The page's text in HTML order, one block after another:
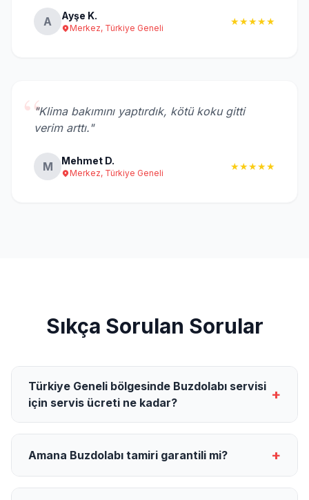
A Ayşe K.
Merkez, Türkiye Geneli
★★★★★
“"Klima bakımını yaptırdık, kötü koku gitti
verim arttı."
M Mehmet D.
Merkez, Türkiye Geneli
★★★★★
Sıkça Sorulan Sorular
Türkiye Geneli bölgesinde Buzdolabı servisi
için servis ücreti ne kadar?
+
Amana Buzdolabı tamiri garantili mi? +